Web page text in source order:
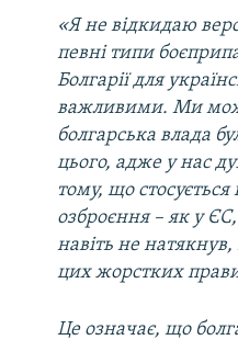
«Я не відкидаю
певні типи
Болгарії для
важливими. Ми
болгарська влада
цього, адже у нас
тому, що стосується
озброєння – як у
навіть не
цих жорстких
Це означає, що